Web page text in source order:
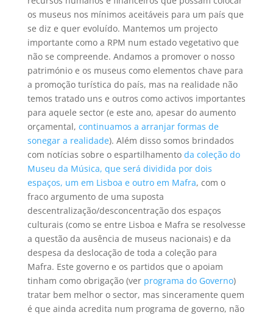
os museus nos mínimos aceitáveis para um país que
se diz e quer evoluído. Mantemos um projecto
importante como a RPM num estado vegetativo que
não se compreende. Andamos a promover o nosso
património e os museus como elementos chave para
a promoção turística do país, mas na realidade não
temos tratado uns e outros como activos importantes
para aquele sector (e este ano, apesar do aumento
orçamental, continuamos a arranjar formas de
sonegar a realidade). Além disso somos brindados
com notícias sobre o espartilhamento da coleção do
Museu da Música, que será dividida por dois
espaços, um em Lisboa e outro em Mafra, com o
fraco argumento de uma suposta
descentralização/desconcentração dos espaços
culturais (como se entre Lisboa e Mafra se resolvesse
a questão da ausência de museus nacionais) e da
despesa da deslocação de toda a coleção para
Mafra. Este governo e os partidos que o apoiam
tinham como obrigação (ver programa do Governo)
tratar bem melhor o sector, mas sinceramente quem
é que ainda acredita num programa de governo, não